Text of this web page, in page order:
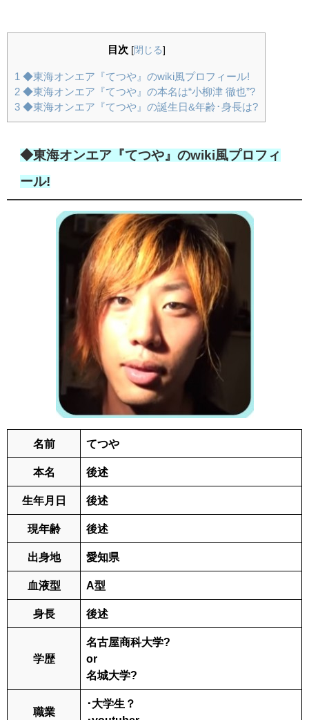
目次 [閉じる]
1 ◆東海オンエア『てつや』のwiki風プロフィール!
2 ◆東海オンエア『てつや』の本名は“小柳津 徹也”?
3 ◆東海オンエア『てつや』の誕生日&年齢･身長は?
◆東海オンエア『てつや』のwiki風プロフィ
ール!
名前 てつや
本名 後述
生年月日 後述
現年齢 後述
出身地 愛知県
血液型 A型
身長 後述
学歴
名古屋商科大学?
or
名城大学?
職業
･大学生？